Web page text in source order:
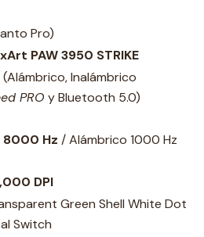
Pro)
PAW 3950 STRIKE
Inalámbrico
PRO y Bluetooth 5.0)
8000 Hz / Alámbrico 1000 Hz
DPI
Green Shell White Dot
Switch